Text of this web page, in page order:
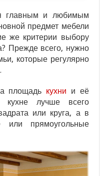
главным и любимым
предмет мебели
же критерии выбору
Прежде всего, нужно
которые регулярно
площадь кухни и её
лучше всего
или круга, а в
или прямоугольные